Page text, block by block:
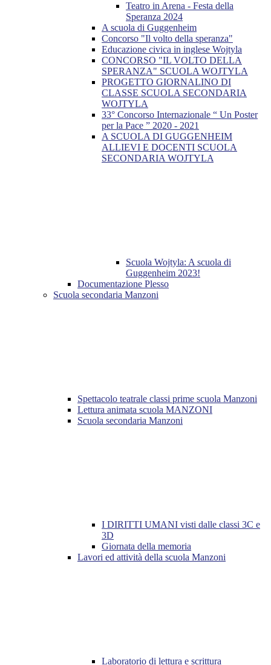
Teatro in Arena - Festa della
Speranza 2024
A scuola di Guggenheim
Concorso "Il volto della speranza"
Educazione civica in inglese Wojtyla
CONCORSO "IL VOLTO DELLA
SPERANZA" SCUOLA WOJTYLA
PROGETTO GIORNALINO DI
CLASSE SCUOLA SECONDARIA
WOJTYLA
33° Concorso Internazionale “ Un Poster
per la Pace ” 2020 - 2021
A SCUOLA DI GUGGENHEIM
ALLIEVI E DOCENTI SCUOLA
SECONDARIA WOJTYLA
Scuola Wojtyla: A scuola di
Guggenheim 2023!
Documentazione Plesso
Scuola secondaria Manzoni
Spettacolo teatrale classi prime scuola Manzoni
Lettura animata scuola MANZONI
Scuola secondaria Manzoni
I DIRITTI UMANI visti dalle classi 3C e
3D
Giornata della memoria
Lavori ed attività della scuola Manzoni
Laboratorio di lettura e scrittura